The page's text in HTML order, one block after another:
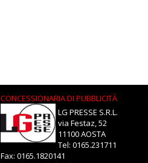
CONCESSIONARIA DI PUBBLICITÀ
LG PRESSE S.R.L.
via Festaz, 52
11100 AOSTA
Tel: 0165.231711
Fax: 0165.1820141